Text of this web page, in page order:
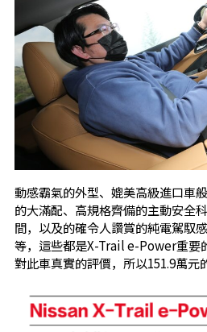
動感霸氣的外型、媲美高級進口車
的大滿配、高規格齊備的主動安全
間，以及的確令人讚賞的純電駕馭
等，這些都是X-Trail e-Power重要
對此車真實的評價，所以151.9萬元